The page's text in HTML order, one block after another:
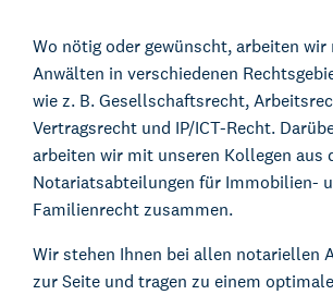
Wo nötig oder gewünscht, arbeiten wir
Anwälten in verschiedenen
wie z. B. Gesellschaftsrecht,
Vertragsrecht und IP/ICT-Recht.
arbeiten wir mit unseren Kollegen aus
Notariatsabteilungen für Immobilien-
Familienrecht zusammen.
Wir stehen Ihnen bei allen notariellen
zur Seite und tragen zu einem